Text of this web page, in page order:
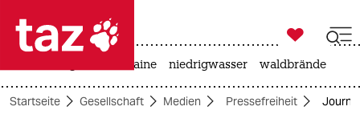
 taz zahl ich
taz zahl ich

taz zahl ich
krieg in der ukraine niedrigwasser waldbrände
Startseite Gesellschaft Medien Pressefreiheit